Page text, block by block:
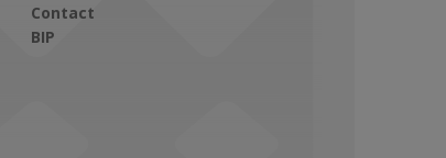
Contact
BIP